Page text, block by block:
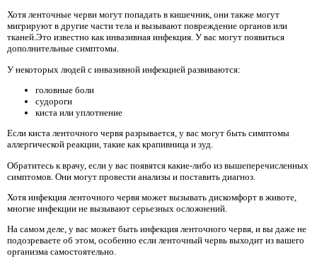
Хотя ленточные черви могут попадать в кишечник, они также могут
мигрируют в другие части тела и вызывают повреждение органов или
тканей.Это известно как инвазивная инфекция. У вас могут появиться
дополнительные симптомы.
У некоторых людей с инвазивной инфекцией развиваются:
головные боли
судороги
киста или уплотнение
Если киста ленточного червя разрывается, у вас могут быть симптомы
аллергической реакции, такие как крапивница и зуд.
Обратитесь к врачу, если у вас появятся какие-либо из вышеперечисленных
симптомов. Они могут провести анализы и поставить диагноз.
Хотя инфекция ленточного червя может вызывать дискомфорт в животе,
многие инфекции не вызывают серьезных осложнений.
На самом деле, у вас может быть инфекция ленточного червя, и вы даже не
подозреваете об этом, особенно если ленточный червь выходит из вашего
организма самостоятельно.